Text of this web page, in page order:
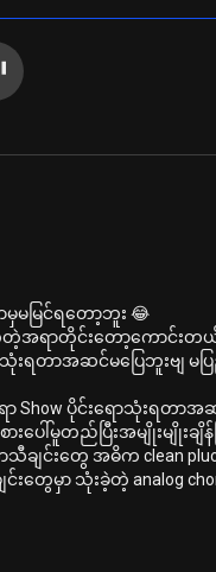
မြင်ရတော့ဘူး 😂
တ်တဲ့အရာတိုင်းတော့ကောင်း
းရတာအဆင်မပြေဘူးဗျ
Show ပိုင်းရောသုံးရတာအ
ားပေါ်မူတည်ပြီးအမျိုးမ
ျင်းတွေ အဓိက clean
ျင်းတွေမှာ သုံးခဲ့တဲ့ analog